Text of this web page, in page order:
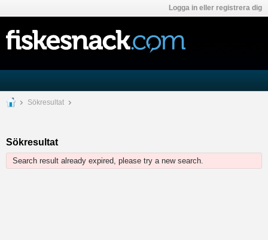
Logga in eller registrera dig
Sökresultat
Sökresultat
Search result already expired, please try a new search.